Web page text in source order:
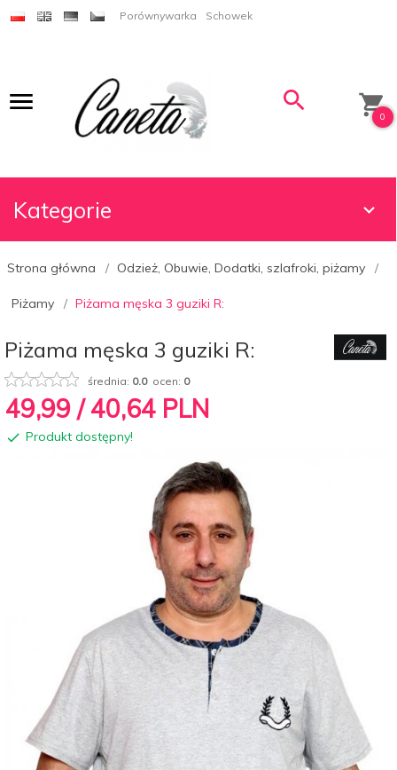
Porównywarka Schowek
0
Kategorie
Strona główna Odzież, Obuwie, Dodatki, szlafroki, piżamy
Piżamy Piżama męska 3 guziki R:
Piżama męska 3 guziki R:
średnia: 0.0ocen: 0
49,99 / 40,64 PLN
Produkt dostępny!